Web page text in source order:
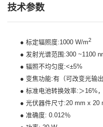
技术参数
● 标定辐照度:1000 W/m2
● 发射光谱范围:300 ~1100
● 辐照不均匀度:<±5%
● 变焦功能:有（可改变光输
● 标准电池转换效率:＞16%
● 光伏器件尺寸:20 mm x 20
● 准确度: 0.012％